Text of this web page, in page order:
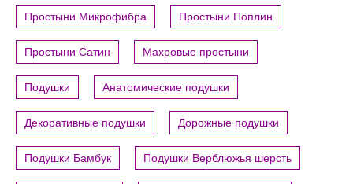
Простыни Микрофибра Простыни Поплин
Простыни Сатин Махровые простыни
Подушки Анатомические подушки
Декоративные подушки Дорожные подушки
Подушки Бамбук Подушки Верблюжья шерсть